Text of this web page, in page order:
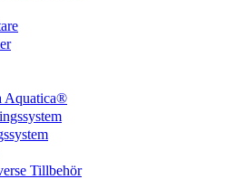
Aquatica®
Tillbehör